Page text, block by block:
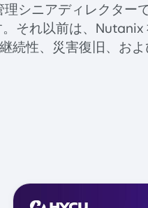
シニアディレクター
それ以前は、
続性、災害復旧、お